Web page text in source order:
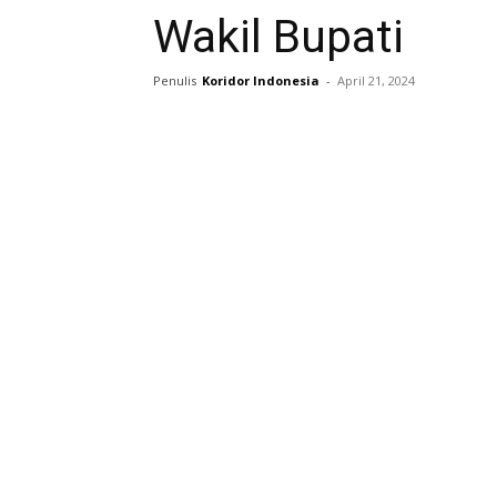
Wakil Bupati
Penulis Koridor Indonesia - April 21, 2024